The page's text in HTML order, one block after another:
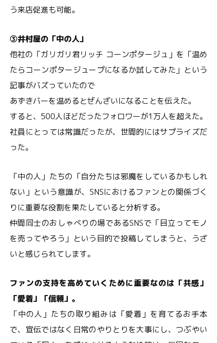
う来店促進も可能。
③井村屋の「中の人」
他社の「ガリガリ君リッチ コーンポタージュ」を「温め
たらコーンポタージュープになるか試してみた」という
記事がバズっていたので
あずきバーを温めるとぜんざいになることを伝えた。
すると、500人ほどだったフォロワーが1万人を超えた。
社員にとっては常識だったが、世間的にはサプライズだ
った。
「中の人」たちの「自分たちは邪魔をしているかもしれ
ない」という意識が、SNSにおけるファンとの関係づく
りに重要な役割を果たしていると分析する。
仲間同士のおしゃべりの場であるSNSで「目立ってモノ
を売ってやろう」という目的で投稿してしまうと、うざ
いと感じられてします。
ファンの支持を高めていくために重要なのは「共感」
「愛着」「信頼」。
「中の人」たちの取り組みは「愛着」を育てるお手本
で、宣伝ではなく日常のやりとりを大事にし、つぶやい